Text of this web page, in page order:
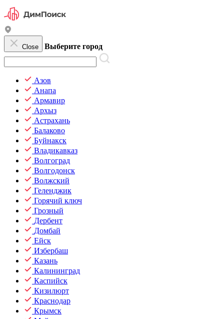
Close Выберите город
Азов
Анапа
Армавир
Архыз
Астрахань
Балаково
Буйнакск
Владикавказ
Волгоград
Волгодонск
Волжский
Геленджик
Горячий ключ
Грозный
Дербент
Домбай
Ейск
Избербаш
Казань
Калининград
Каспийск
Кизилюрт
Краснодар
Крымск